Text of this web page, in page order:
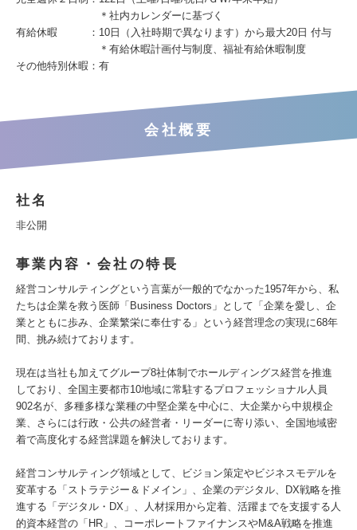
＊社内カレンダーに基づく
有給休暇 ：10日（入社時期で異なります）から最大20日 付与
＊有給休暇計画付与制度、福祉有給休暇制度
その他特別休暇：有
会社概要
社名
非公開
事業内容・会社の特長
経営コンサルティングという言葉が一般的でなかった1957年から、私
たちは企業を救う医師「Business Doctors」として「企業を愛し、企
業とともに歩み、企業繁栄に奉仕する」という経営理念の実現に68年
間、挑み続けております。
現在は当社も加えてグループ8社体制でホールディングス経営を推進
しており、全国主要都市10地域に常駐するプロフェッショナル人員
902名が、多種多様な業種の中堅企業を中心に、大企業から中規模企
業、さらには行政・公共の経営者・リーダーに寄り添い、全国地域密
着で高度化する経営課題を解決しております。
経営コンサルティング領域として、ビジョン策定やビジネスモデルを
変革する「ストラテジー＆ドメイン」、企業のデジタル、DX戦略を推
進する「デジタル・DX」、人材採用から定着、活躍までを支援する人
的資本経営の「HR」、コーポレートファイナンスやM&A戦略を推進